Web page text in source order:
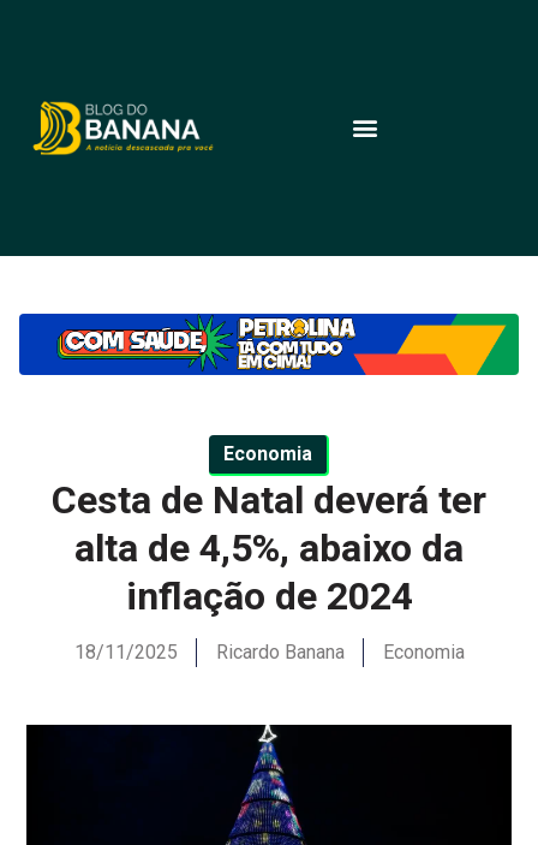
Economia
Cesta de Natal deverá ter
alta de 4,5%, abaixo da
inflação de 2024
18/11/2025 Ricardo Banana Economia